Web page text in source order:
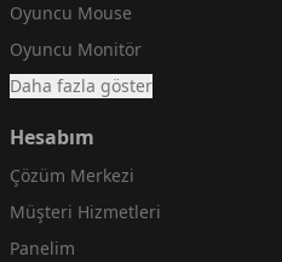
Oyuncu Mouse
Oyuncu Monitör
Daha fazla göster
Hesabım
Çözüm Merkezi
Müşteri Hizmetleri
Panelim